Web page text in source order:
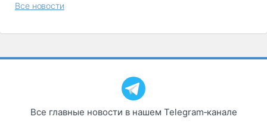
Все новости
Все главные новости в нашем Telegram‑канале